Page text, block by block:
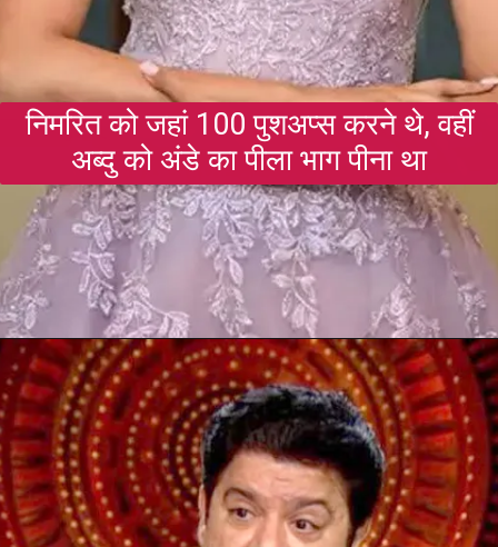
निमरित को जहां 100 पुशअप्स करने थे, वहीं
अब्दु को अंडे का पीला भाग पीना था
Opening https://gazetapost.com/salman-khan-charge-rs-1000-crore-for-hosting-bigg-boss-16/57822/